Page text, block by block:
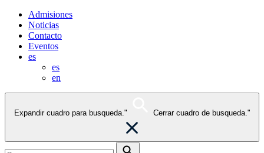
Admisiones
Noticias
Contacto
Eventos
es
es
en
Expandir cuadro para busqueda." Cerrar cuadro de busqueda."